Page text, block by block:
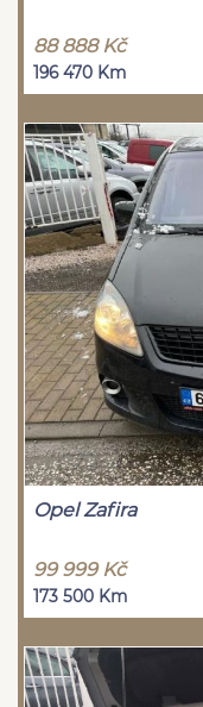
88 888 Kč
196 470 Km
Opel Zafira
99 999 Kč
173 500 Km